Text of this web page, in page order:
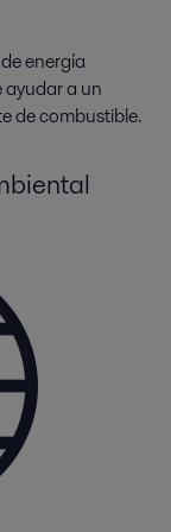
energía
a un
de combustible.